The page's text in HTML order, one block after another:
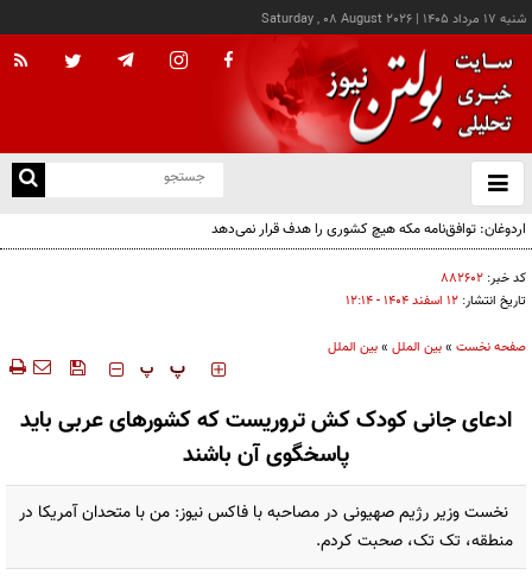
شنبه ۱۷ مرداد ۱۴۰۵ |
Saturday , 08 August 2026
باز
و
اردوغان: توافق‌نامه مکه هیچ کشوری را هدف قرار نمی‌دهد
کد خبر: ۸۸۲۶۰۲
تاریخ انتشار: ۱۲ اسفند ۱۴۰۴ - ۱۲:۱۴
صفحه نخست »بین الملل »بین الملل
‍‍‍ پ پ
ادعای جانی کودک کش تروریست که کشورهای عربی باید
پاسخگوی آن باشند
نخست وزیر رژیم صهیونی در مصاحبه با فاکس نیوز: من با متحدان آمریکا در
منطقه، تک تک، صحبت کردم.